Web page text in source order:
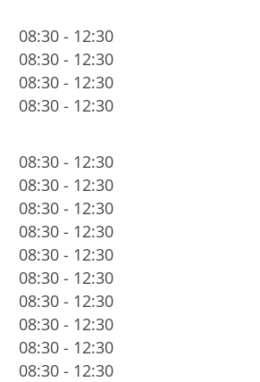
08:30 - 12:30
08:30 - 12:30
08:30 - 12:30
08:30 - 12:30
08:30 - 12:30
08:30 - 12:30
08:30 - 12:30
08:30 - 12:30
08:30 - 12:30
08:30 - 12:30
08:30 - 12:30
08:30 - 12:30
08:30 - 12:30
08:30 - 12:30